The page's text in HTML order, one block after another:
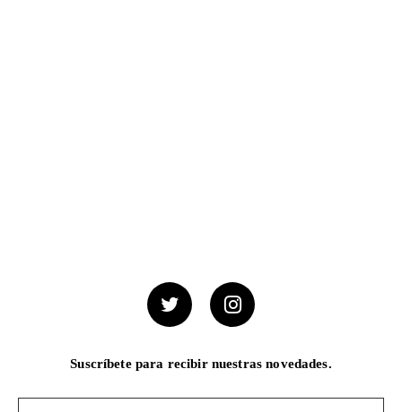
Suscríbete para recibir nuestras novedades.